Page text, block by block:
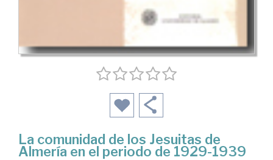
La comunidad de los Jesuitas de
Almería en el periodo de 1929-1939